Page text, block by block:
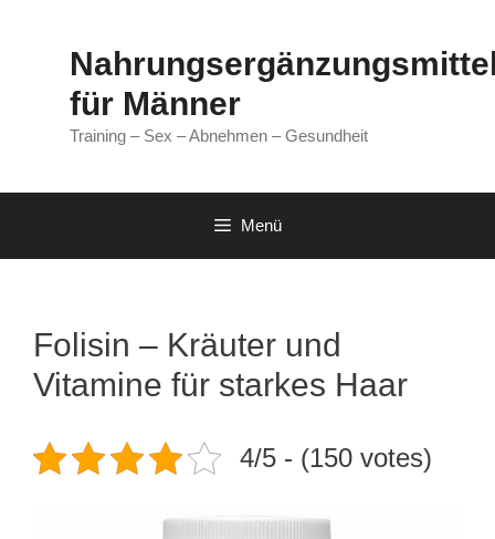
für Männer
Training – Sex – Abnehmen – Gesundheit
Menü
Folisin – Kräuter und
Vitamine für starkes Haar
4/5 - (150 votes)